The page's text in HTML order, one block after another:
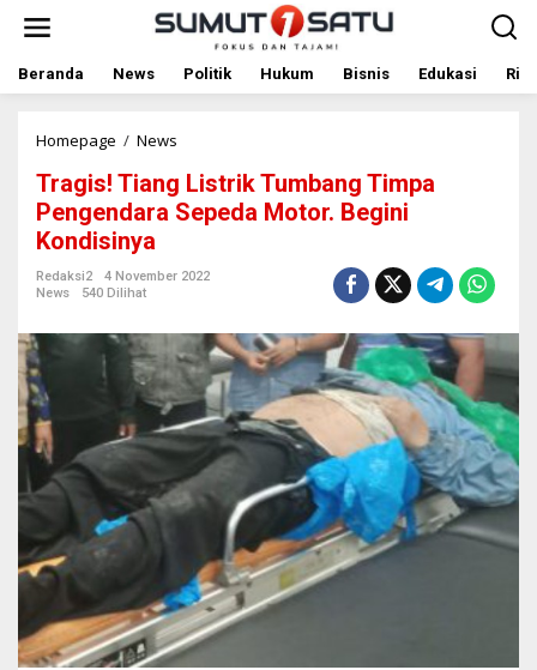
t
Beranda News Politik Hukum Bisnis Edukasi
Homepage / News
a
g
i
a
n
L
i
s
r
i
m
b
a
n
Tragis! Tiang Listrik Tumbang Timpa
Pengendara Sepeda Motor. Begini
Kondisinya
Redaksi2
4 November 2022
News
540 Dilihat